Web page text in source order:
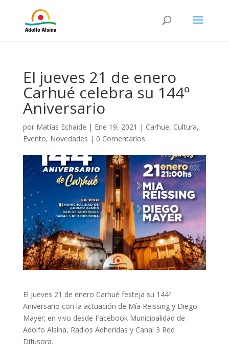
El jueves 21 de enero
Carhué celebra su 144º
Aniversario
por Matías Echaide | Ene 19, 2021 | Carhue, Cultura,
Evento, Novedades | 0 Comentarios
El jueves 21 de enero Carhué festeja su 144º
Aniversario con la actuación de Mía Reissing y Diego
Mayer; en vivo desde Facebook Municipalidad de
Adolfo Alsina, Radios Adheridas y Canal 3 Red
Difusora.